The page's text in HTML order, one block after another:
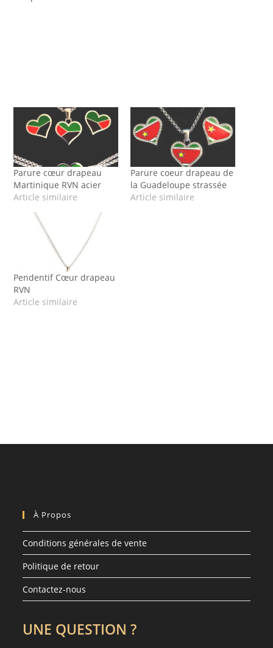
Parure cœur drapeau
Martinique RVN acier
Article similaire
Parure coeur drapeau de
la Guadeloupe strassée
Article similaire
Pendentif Cœur drapeau
RVN
Article similaire
À Propos
Conditions générales de vente
Politique de retour
Contactez-nous
UNE QUESTION ?